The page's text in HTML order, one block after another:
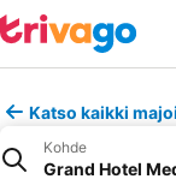
Katso kaikki
Kohde
Grand Hotel